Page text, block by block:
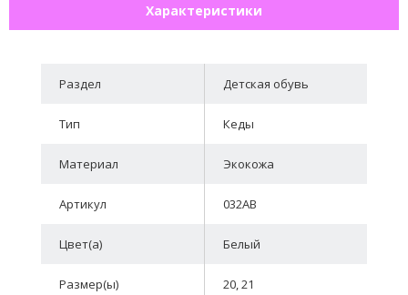
Характеристики
Раздел Детская обувь
Тип Кеды
Материал Экокожа
Артикул 032AB
Цвет(а) Белый
Размер(ы) 20, 21